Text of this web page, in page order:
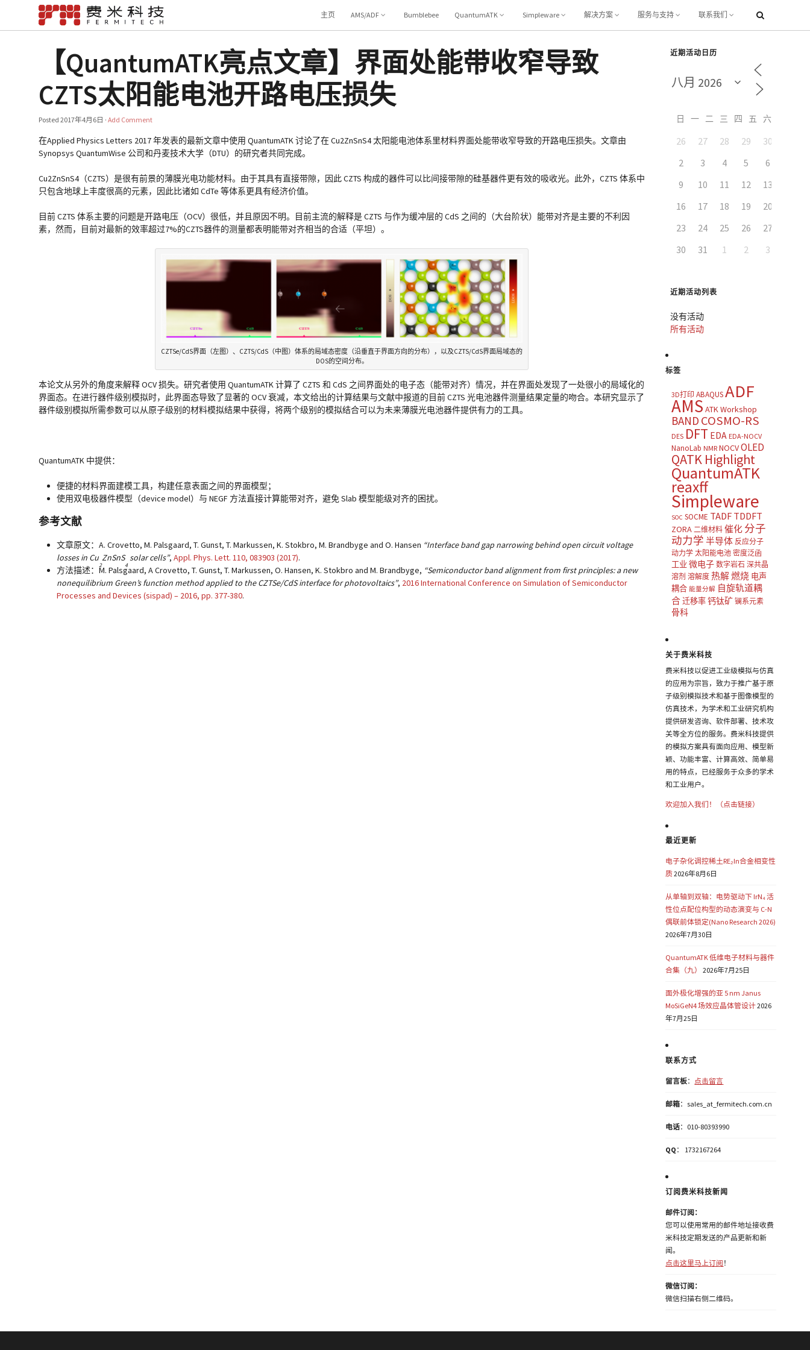
主页 AMS/ADF Bumblebee QuantumATK Simpleware 解决方案 服务与支持 联系我们
【QuantumATK亮点文章】界面处能带收窄导致
CZTS太阳能电池开路电压损失
Posted2017年4月6日 ·Add Comment
在Applied Physics Letters 2017 年发表的最新文章中使用 QuantumATK 讨论了在 Cu2ZnSnS4 太阳能电池体系里材料界面处能带收窄导致的开路电压损失。文章由
Synopsys QuantumWise 公司和丹麦技术大学（DTU）的研究者共同完成。
Cu2ZnSnS4（CZTS）是很有前景的薄膜光电功能材料。由于其具有直接带隙，因此 CZTS 构成的器件可以比间接带隙的硅基器件更有效的吸收光。此外，CZTS 体系中
只包含地球上丰度很高的元素，因此比诸如 CdTe 等体系更具有经济价值。
目前 CZTS 体系主要的问题是开路电压（OCV）很低，并且原因不明。目前主流的解释是 CZTS 与作为缓冲层的 CdS 之间的（大台阶状）能带对齐是主要的不利因
素，然而，目前对最新的效率超过7%的CZTS器件的测量都表明能带对齐相当的合适（平坦）。
CZTSe/CdS界面（左图）、CZTS/CdS（中图）体系的局域态密度（沿垂直于界面方向的分布），以及CZTS/CdS界面局域态的
DOS的空间分布。
本论文从另外的角度来解释 OCV 损失。研究者使用 QuantumATK 计算了 CZTS 和 CdS 之间界面处的电子态（能带对齐）情况，并在界面处发现了一处很小的局域化的
界面态。在进行器件级别模拟时，此界面态导致了显著的 OCV 衰减，本文给出的计算结果与文献中报道的目前 CZTS 光电池器件测量结果定量的吻合。本研究显示了
器件级别模拟所需参数可以从原子级别的材料模拟结果中获得，将两个级别的模拟结合可以为未来薄膜光电池器件提供有力的工具。
QuantumATK 中提供：
便捷的材料界面建模工具，构建任意表面之间的界面模型；
使用双电极器件模型 （device model）与 NEGF 方法直接计算能带对齐，避免 Slab 模型能级对齐的困扰。
参考文献
文章原文：A. Crovetto, M. Palsgaard, T. Gunst, T. Markussen, K. Stokbro, M. Brandbyge and O. Hansen “Interface band gap narrowing behind open circuit voltage
losses in Cu
2
ZnSnS
4
solar cells”,Appl. Phys. Lett. 110, 083903 (2017).
方法描述：M. Palsgaard, A Crovetto, T. Gunst, T. Markussen, O. Hansen, K. Stokbro and M. Brandbyge, “Semiconductor band alignment from first principles: a new
nonequilibrium Green’s function method applied to the CZTSe/CdS interface for photovoltaics”, 2016 International Conference on Simulation of Semiconductor
Processes and Devices (sispad) – 2016, pp. 377-380.
近期活动日历
日 一 二 三 四 五
26 27 28 29 30
2
3 4 5 6
9
10 11 12 13
16
17 18 19 20
23
24 25 26 27
30
31 1 2 3
近期活动列表
没有活动
所有活动
标签
3D打印 ABAQUSADF
AMS ATK Workshop
BAND COSMO-RS
DES DFT EDA EDA-NOCV
NanoLab NMR NOCVOLED
QATK Highlight
QuantumATK
reaxff
Simpleware
SOC SOCME TADF TDDFT
ZORA 二维材料 催化 分子
动力学 半导体 反应分子
动力学 太阳能电池 密度泛函
工业 微电子 数字岩石 深共晶
溶剂 溶解度 热解燃烧 电声
耦合 能量分解 自旋轨道耦
合迁移率钙钛矿 镧系元素
骨科
关于费米科技
费米科技以促进工业级模拟与仿真
的应用为宗旨，致力于推广基于原
子级别模拟技术和基于图像模型的
仿真技术，为学术和工业研究机构
提供研发咨询、软件部署、技术攻
关等全方位的服务。费米科技提供
的模拟方案具有面向应用、模型新
颖、功能丰富、计算高效、简单易
用的特点，已经服务于众多的学术
和工业用户。
欢迎加入我们！（点击链接）
最近更新
电子杂化调控稀土RE₂In合金相变性
质2026年8月6日
从单轴到双轴：电势驱动下 IrN₄ 活
性位点配位构型的动态演变与 C-N
偶联前体锁定(Nano Research 2026)
2026年7月30日
QuantumATK 低维电子材料与器件
合集（九）
2026年7月25日
面外极化增强的亚 5 nm Janus
MoSiGeN4 场效应晶体管设计2026
年7月25日
联系方式
留言板： 点击留言
邮箱：sales_at_fermitech.com.cn
电话：010-80393990
QQ ： 1732167264
订阅费米科技新闻
邮件订阅：
您可以使用常用的邮件地址接收费
米科技定期发送的产品更新和新
闻。
点击这里马上订阅 ！
微信订阅：
微信扫描右侧二维码。